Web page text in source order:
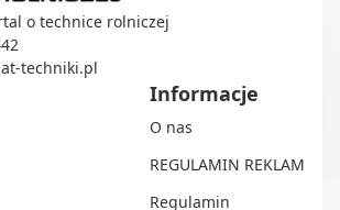
o technice rolniczej
techniki.pl
Informacje
O nas
REGULAMIN REKLAM
Regulamin